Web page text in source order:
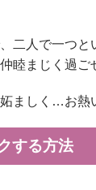
二人で一つ
睦まじく過ご
ましく…お熱
する方法